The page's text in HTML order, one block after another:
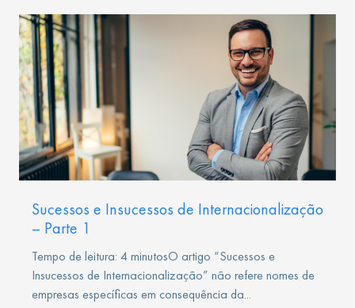
Sucessos e Insucessos de Internacionalização
– Parte 1
Tempo de leitura: 4 minutosO artigo “Sucessos e
Insucessos de Internacionalização” não refere nomes de
empresas específicas em consequência da...